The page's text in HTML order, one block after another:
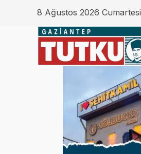
8 Ağustos 2026 Cumartesi